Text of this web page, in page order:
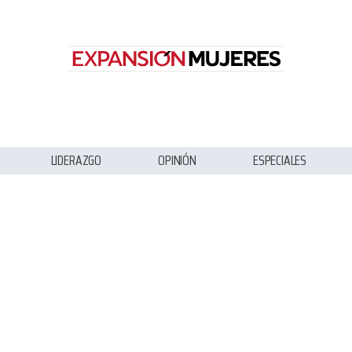
LIDERAZGO OPINIÓN ESPECIALES